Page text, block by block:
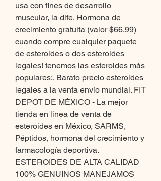
usa con fines de desarrollo
muscular, la dife. Hormona de
crecimiento gratuita (valor $66,99)
cuando compre cualquier paquete
de esteroides o dos esteroides
legales! tenemos las esteroides más
populares:. Barato precio esteroides
legales a la venta envío mundial. FIT
DEPOT DE MÉXICO - La mejor
tienda en linea de venta de
esteroides en México, SARMS,
Péptidos, hormona del crecimiento y
farmacología deportiva.
ESTEROIDES DE ALTA CALIDAD
100% GENUINOS MANEJAMOS